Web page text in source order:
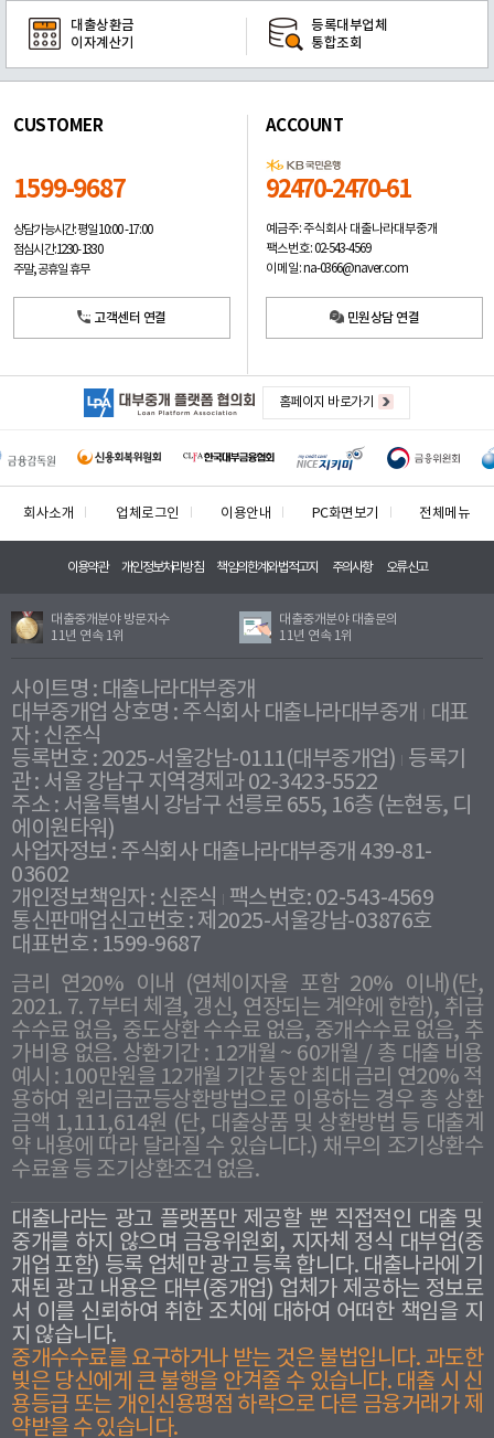
대출상환금
이자계산기
등록대부업체
통합조회
CUSTOMER
1599-9687
상담가능시간: 평일10:00 -17:00
점심시간: 12:30 - 13:30
주말, 공휴일 휴무
고객센터 연결
ACCOUNT
92470-2470-61
예금주: 주식회사 대출나라대부중개
팩스번호: 02-543-4569
이메일: na-0366@naver.com
민원상담 연결
홈페이지 바로가기
회사소개 업체로그인 이용안내 PC화면보기 전체메뉴
이용약관 개인정보처리방침 책임의한계와법적고지 주의사항 오류신고
대출중개분야 방문자수
11년 연속 1위
대출중개분야 대출문의
11년 연속 1위
사이트명 : 대출나라대부중개
대부중개업 상호명 : 주식회사 대출나라대부중개
대표
자 : 신준식
등록번호 : 2025-서울강남-0111(대부중개업) 등록기
관 : 서울 강남구 지역경제과 02-3423-5522
주소 : 서울특별시 강남구 선릉로 655, 16층 (논현동, 디
에이원타워)
사업자정보 : 주식회사 대출나라대부중개 439-81-
03602
개인정보책임자 : 신준식
팩스번호: 02-543-4569
통신판매업신고번호 : 제2025-서울강남-03876호
대표번호 : 1599-9687
금리 연20% 이내 (연체이자율 포함 20% 이내)(단,
2021. 7. 7부터 체결, 갱신, 연장되는 계약에 한함), 취급
수수료 없음, 중도상환 수수료 없음, 중개수수료 없음, 추
가비용 없음. 상환기간 : 12개월 ~ 60개월 / 총 대출 비용
예시 : 100만원을 12개월 기간 동안 최대 금리 연20% 적
용하여 원리금균등상환방법으로 이용하는 경우 총 상환
금액 1,111,614원 (단, 대출상품 및 상환방법 등 대출계
약 내용에 따라 달라질 수 있습니다.) 채무의 조기상환수
수료율 등 조기상환조건 없음.
대출나라는 광고 플랫폼만 제공할 뿐 직접적인 대출 및
중개를 하지 않으며 금융위원회, 지자체 정식 대부업(중
개업 포함) 등록 업체만 광고 등록 합니다. 대출나라에 기
재된 광고 내용은 대부(중개업) 업체가 제공하는 정보로
서 이를 신뢰하여 취한 조치에 대하여 어떠한 책임을 지
지 않습니다.
중개수수료를 요구하거나 받는 것은 불법입니다. 과도한
빛은 당신에게 큰 불행을 안겨줄 수 있습니다. 대출 시 신
용등급 또는 개인신용평점 하락으로 다른 금융거래가 제
약받을 수 있습니다.